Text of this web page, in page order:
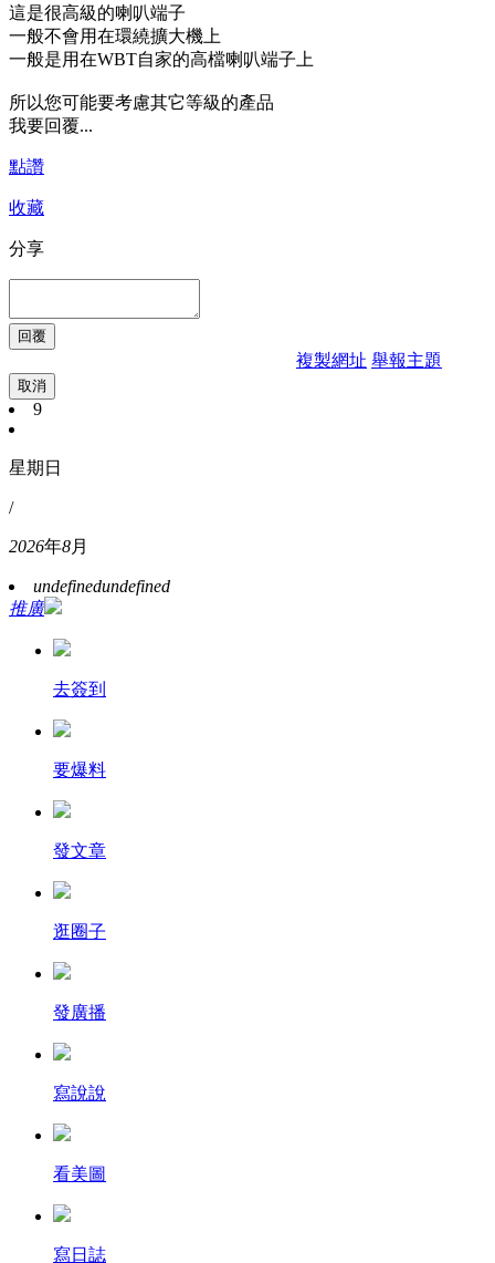
這是很高級的喇叭端子
一般不會用在環繞擴大機上
一般是用在WBT自家的高檔喇叭端子上
所以您可能要考慮其它等級的產品
我要回覆...
點讚
收藏
分享
複製網址 舉報主題
取消
9
星期日
/
2026年8月
undefinedundefined
推廣
去簽到
要爆料
發文章
逛圈子
發廣播
寫說說
看美圖
寫日誌